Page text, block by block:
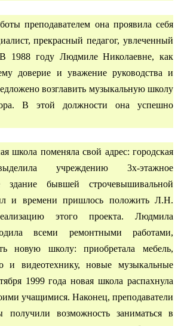
преподавателем она проявила себя
прекрасный педагог, увлеченный
1988 году Людмиле Николаевне, как
доверие и уважение руководства и
возглавить музыкальную школу
В этой должности она успешно
школа поменяла свой адрес: городская
учреждению 3х-этажное
здание бывшей строчевышивальной
и времени пришлось положить Л.Н.
этого проекта. Людмила
всеми ремонтными работами,
новую школу: приобретала мебель,
и видеотехнику, новые музыкальные
1999 года новая школа распахнула
учащимися. Наконец, преподаватели
возможность заниматься в